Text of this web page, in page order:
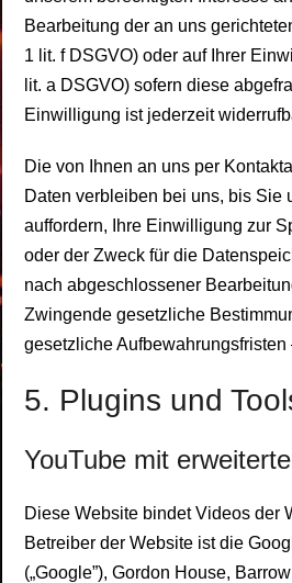
Bearbeitung der an uns
1 lit. f DSGVO) oder auf Ihrer
lit. a DSGVO) sofern diese
Einwilligung ist jederzeit
Die von Ihnen an uns per
Daten verbleiben bei uns, bis Sie
auffordern, Ihre Einwilligung zur
oder der Zweck für die
nach abgeschlossener
Zwingende gesetzliche
gesetzliche
5. Plugins und
YouTube mit
Diese Website bindet Videos der
Betreiber der Website ist die
(„Google”), Gordon House,